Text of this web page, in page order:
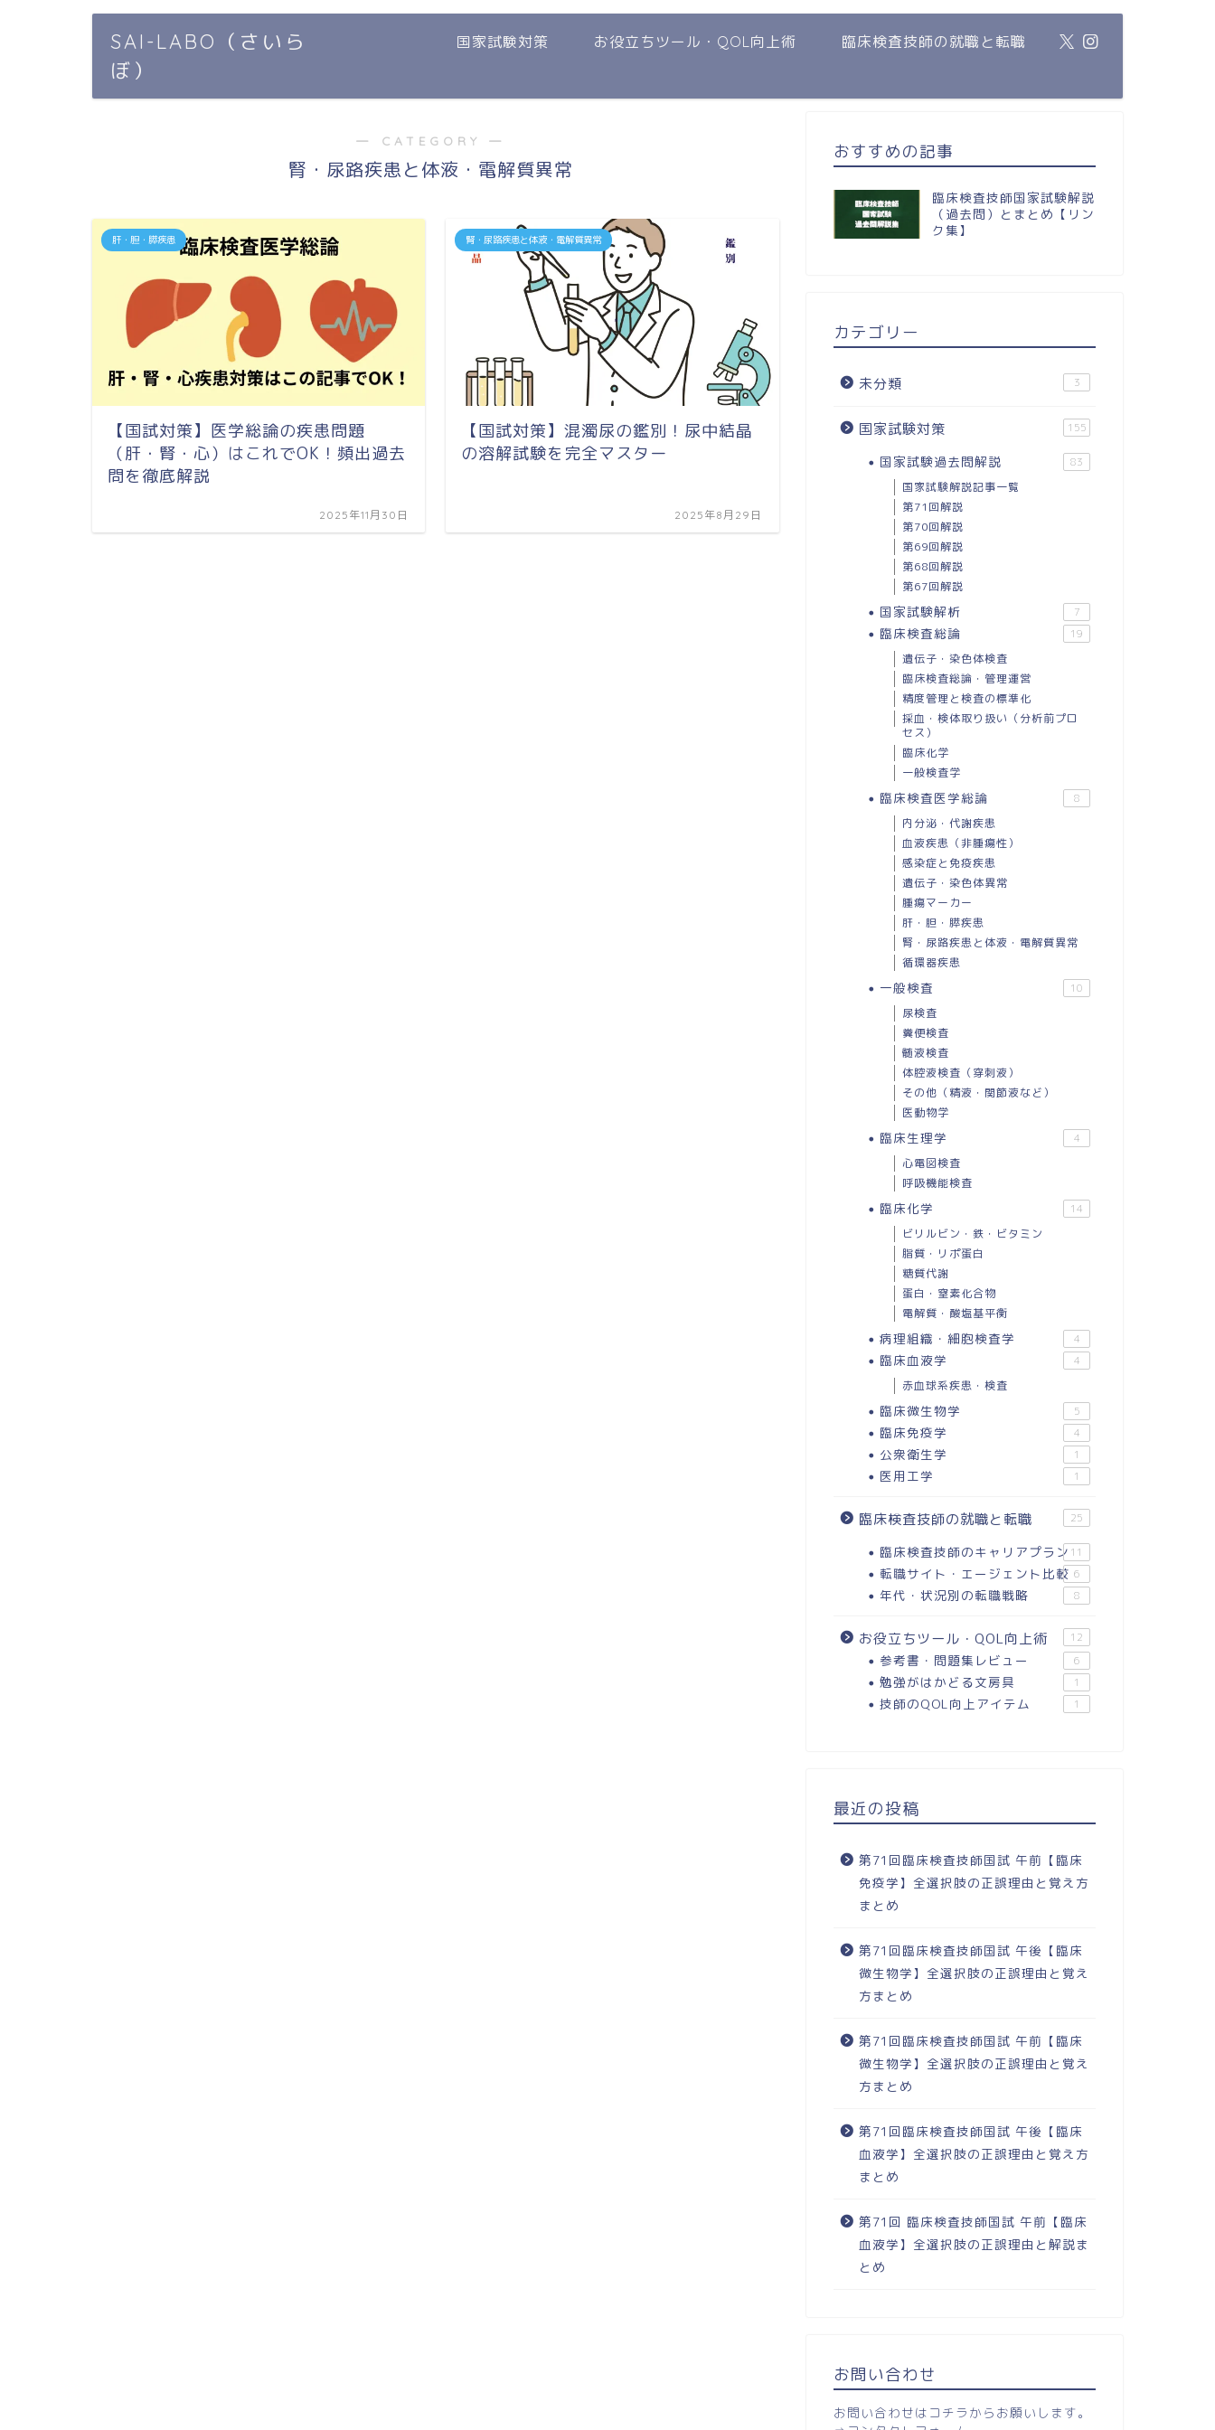
SAI-LABO（さいら
ぼ）
国家試験対策 お役立ちツール・QOL向上術 臨床検査技師の就職と転職
― CATEGORY ―
腎・尿路疾患と体液・電解質異常
肝・胆・膵疾患
【国試対策】医学総論の疾患問題
（肝・腎・心）はこれでOK！頻出過去
問を徹底解説
2025年11月30日
腎・尿路疾患と体液・電解質異常
【国試対策】混濁尿の鑑別！尿中結晶
の溶解試験を完全マスター
2025年8月29日
おすすめの記事
臨床検査技師国家試験解説
（過去問）とまとめ【リン
ク集】
カテゴリー
未分類 3
国家試験対策 155
国家試験過去問解説 83
国家試験解説記事一覧
第71回解説
第70回解説
第69回解説
第68回解説
第67回解説
国家試験解析 7
臨床検査総論 19
遺伝子・染色体検査
臨床検査総論・管理運営
精度管理と検査の標準化
採血・検体取り扱い（分析前プロ
セス）
臨床化学
一般検査学
臨床検査医学総論 8
内分泌・代謝疾患
血液疾患（非腫瘍性）
感染症と免疫疾患
遺伝子・染色体異常
腫瘍マーカー
肝・胆・膵疾患
腎・尿路疾患と体液・電解質異常
循環器疾患
一般検査 10
尿検査
糞便検査
髄液検査
体腔液検査（穿刺液）
その他（精液・関節液など）
医動物学
臨床生理学 4
心電図検査
呼吸機能検査
臨床化学 14
ビリルビン・鉄・ビタミン
脂質・リポ蛋白
糖質代謝
蛋白・窒素化合物
電解質・酸塩基平衡
病理組織・細胞検査学 4
臨床血液学 4
赤血球系疾患・検査
臨床微生物学 5
臨床免疫学 4
公衆衛生学 1
医用工学 1
臨床検査技師の就職と転職 25
臨床検査技師のキャリアプラン 11
転職サイト・エージェント比較 6
年代・状況別の転職戦略 8
お役立ちツール・QOL向上術 12
参考書・問題集レビュー 6
勉強がはかどる文房具 1
技師のQOL向上アイテム 1
最近の投稿
第71回臨床検査技師国試 午前【臨床
免疫学】全選択肢の正誤理由と覚え方
まとめ
第71回臨床検査技師国試 午後【臨床
微生物学】全選択肢の正誤理由と覚え
方まとめ
第71回臨床検査技師国試 午前【臨床
微生物学】全選択肢の正誤理由と覚え
方まとめ
第71回臨床検査技師国試 午後【臨床
血液学】全選択肢の正誤理由と覚え方
まとめ
第71回 臨床検査技師国試 午前【臨床
血液学】全選択肢の正誤理由と解説ま
とめ
お問い合わせ
お問い合わせはコチラからお願いします。